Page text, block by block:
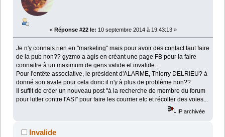
« Réponse #22 le: 10 septembre 2014 à 19:43:13 »
Je n'y connais rien en "marketing" mais pour avoir des contact faut faire
de la pub non?? gyzmo a agis en créant une page FB pour la faire
connaitre à un maximum de gens valide et invalide...
Pour l'entête associative, le président d'ALARME, Thierry DELRIEU? à
donné son avale pour cela donc il n'y à plus de problème non??
Il suffit de créer un nouveau post "à la recherche de membre du forum
pour lutter contre l'ASI" pour faire les courrier etc et récolter des voies...
IP archivée
Invalide